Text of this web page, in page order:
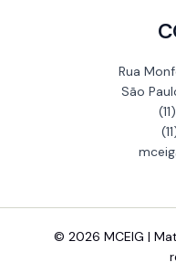
Rua
São
© 2026 MCEIG |